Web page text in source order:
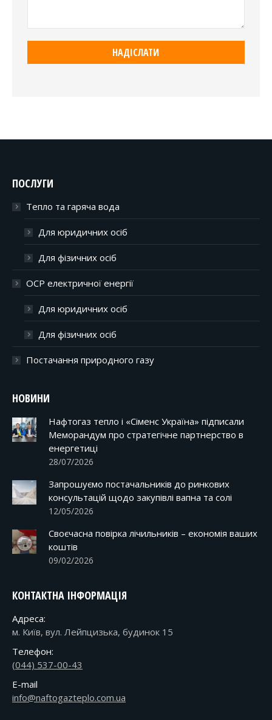
ПОСЛУГИ
Тепло та гаряча вода
Для юридичних осіб
Для фізичних осіб
ОСР електричної енергії
Для юридичних осіб
Для фізичних осіб
Постачання природного газу
НОВИНИ
Нафтогаз тепло і «Сіменс Україна» підписали
Меморандум про стратегічне партнерство в
енергетиці
28/07/2026
Запрошуємо постачальників до ринкових
консультацій щодо закупівлі вапна та солі
12/05/2026
Своєчасна повірка лічильників – економія ваших
коштів
09/02/2026
КОНТАКТНА ІНФОРМАЦІЯ
Адреса:
м. Київ, вул. Лейпцизька, будинок 15
Телефон:
(044) 537-00-43
E-mail
info@naftogazteplo.com.ua